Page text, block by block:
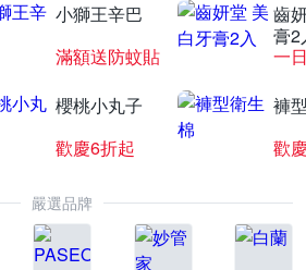
小獅王辛巴
滿額送防蚊貼
齒
膏2
一
櫻桃小丸子
歡慶6折起
褲
歡
嚴選品牌